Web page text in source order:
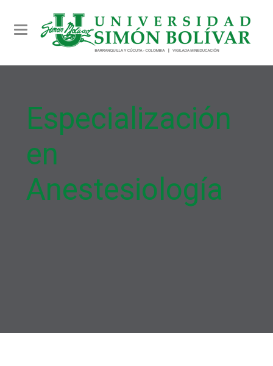
Toggle navigation
Especialización
en
Anestesiología